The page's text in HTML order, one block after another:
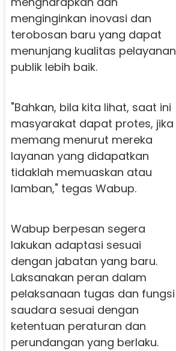
menginginkan inovasi dan
terobosan baru yang dapat
menunjang kualitas pelayanan
publik lebih baik.
"Bahkan, bila kita lihat, saat ini
masyarakat dapat protes, jika
memang menurut mereka
layanan yang didapatkan
tidaklah memuaskan atau
lamban," tegas Wabup.
Wabup berpesan segera
lakukan adaptasi sesuai
dengan jabatan yang baru.
Laksanakan peran dalam
pelaksanaan tugas dan fungsi
saudara sesuai dengan
ketentuan peraturan dan
perundangan yang berlaku.